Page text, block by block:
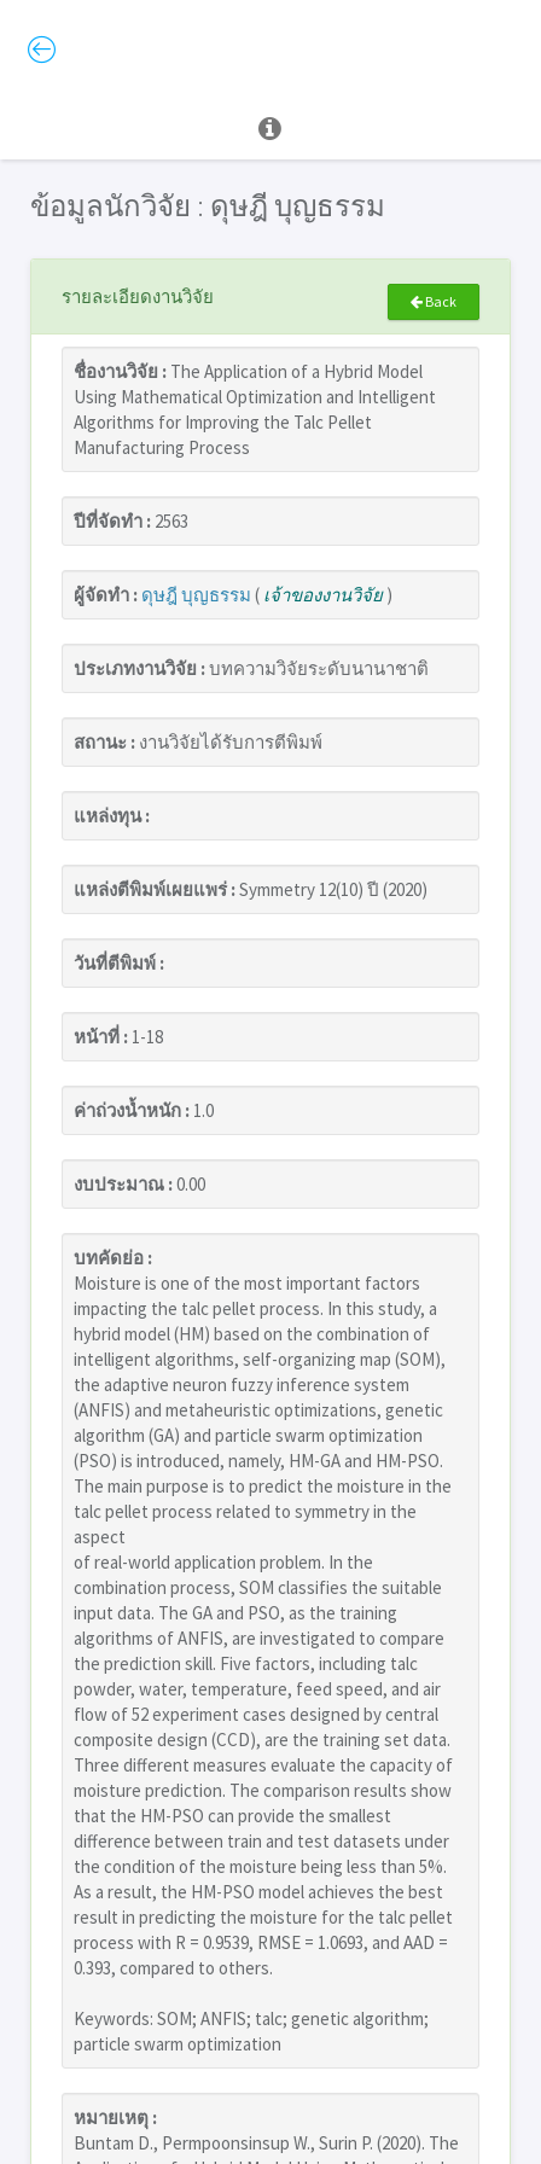
ข้อมูลนักวิจัย : ดุษฎี บุญธรรม
รายละเอียดงานวิจัย Back
ชื่องานวิจัย : The Application of a Hybrid Model
Using Mathematical Optimization and Intelligent
Algorithms for Improving the Talc Pellet
Manufacturing Process
ปีที่จัดทำ : 2563
ผู้จัดทำ : ดุษฎี บุญธรรม ( เจ้าของงานวิจัย)
ประเภทงานวิจัย :บทความวิจัยระดับนานาชาติ
สถานะ : งานวิจัยได้รับการตีพิมพ์
แหล่งทุน :
แหล่งตีพิมพ์เผยแพร่ :Symmetry 12(10) ปี (2020)
วันที่ตีพิมพ์ :
หน้าที่ : 1-18
ค่าถ่วงน้ำหนัก : 1.0
งบประมาณ :0.00
บทคัดย่อ :
Moisture is one of the most important factors
impacting the talc pellet process. In this study, a
hybrid model (HM) based on the combination of
intelligent algorithms, self-organizing map (SOM),
the adaptive neuron fuzzy inference system
(ANFIS) and metaheuristic optimizations, genetic
algorithm (GA) and particle swarm optimization
(PSO) is introduced, namely, HM-GA and HM-PSO.
The main purpose is to predict the moisture in the
talc pellet process related to symmetry in the
aspect
of real-world application problem. In the
combination process, SOM classifies the suitable
input data. The GA and PSO, as the training
algorithms of ANFIS, are investigated to compare
the prediction skill. Five factors, including talc
powder, water, temperature, feed speed, and air
flow of 52 experiment cases designed by central
composite design (CCD), are the training set data.
Three different measures evaluate the capacity of
moisture prediction. The comparison results show
that the HM-PSO can provide the smallest
difference between train and test datasets under
the condition of the moisture being less than 5%.
As a result, the HM-PSO model achieves the best
result in predicting the moisture for the talc pellet
process with R = 0.9539, RMSE = 1.0693, and AAD =
0.393, compared to others.
Keywords: SOM; ANFIS; talc; genetic algorithm;
particle swarm optimization
หมายเหตุ :
Buntam D., Permpoonsinsup W., Surin P. (2020). The